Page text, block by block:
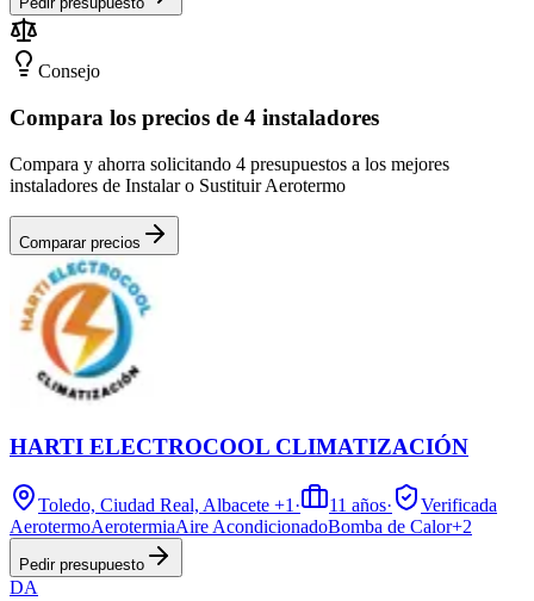
Consejo
Compara los precios de 4 instaladores
Compara y ahorra solicitando 4 presupuestos a los mejores
instaladores de Instalar o Sustituir Aerotermo
Comparar precios
HARTI ELECTROCOOL CLIMATIZACIÓN
Toledo, Ciudad Real, Albacete +1 · 11 años·
Verificada
AerotermoAerotermiaAire AcondicionadoBomba de Calor+2
Pedir presupuesto
DA